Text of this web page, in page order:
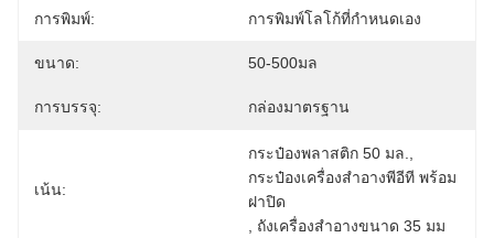
การพิมพ์: การพิมพ์โลโก้ที่กำหนดเอง
ขนาด: 50-500มล
การบรรจุ: กล่องมาตรฐาน
เน้น:
กระป๋องพลาสติก 50 มล.
กระป๋องเครื่องสําอางพีอีที พร้อม
ฝาปิด
ถังเครื่องสําอางขนาด 35 มม